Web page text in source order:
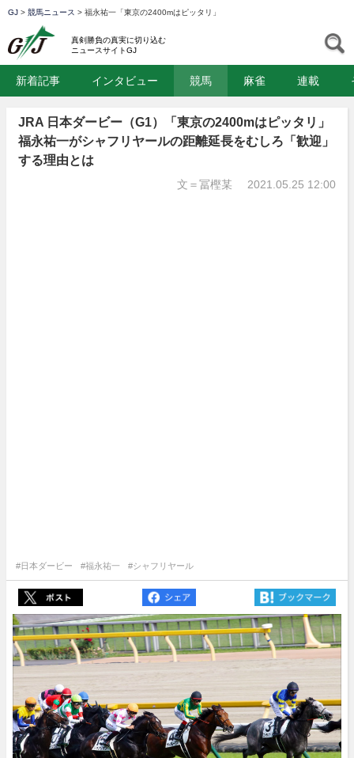
GJ > 競馬ニュース > 福永祐一「東京の2400mはピッタリ」
真剣勝負の真実に切り込む
ニュースサイトGJ
新着記事 インタビュー 競馬 麻雀 連載
JRA 日本ダービー（G1）「東京の2400mはピッタリ」
福永祐一がシャフリヤールの距離延長をむしろ「歓迎」
する理由とは
文＝冨樫某 2021.05.25 12:00
#日本ダービー #福永祐一 #シャフリヤール